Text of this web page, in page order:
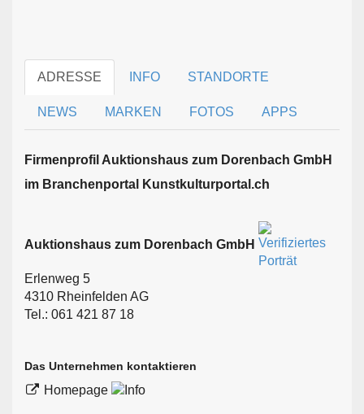
ADRESSE INFO STANDORTE
NEWS MARKEN FOTOS APPS
Firmen­profil Auktionshaus zum Dorenbach GmbH
im Branchen­portal Kunstkulturportal.ch
Auktionshaus zum Dorenbach GmbH
Erlenweg 5
4310 Rheinfelden AG
Tel.: 061 421 87 18
Das Unternehmen kontaktieren
Homepage